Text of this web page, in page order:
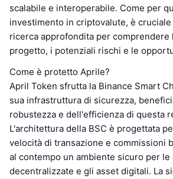
scalabile e interoperabile. Come per
investimento in criptovalute, è
ricerca approfondita per comprendere
progetto, i potenziali rischi e le
Come è protetto Aprile?
April Token sfrutta la Binance Smart
sua infrastruttura di sicurezza,
robustezza e dell'efficienza di questa
L'architettura della BSC è progettata
velocità di transazione e commissioni
al contempo un ambiente sicuro per le
decentralizzate e gli asset digitali. La